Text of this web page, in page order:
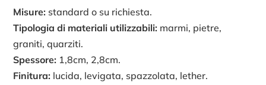
Misure: standard o su richiesta.
Tipologia di materiali utilizzabili: marmi, pietre,
graniti, quarziti.
Spessore: 1,8cm, 2,8cm.
Finitura: lucida, levigata, spazzolata, lether.